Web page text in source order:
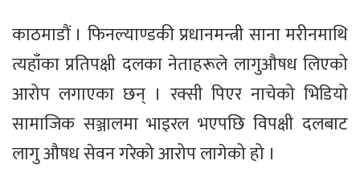
काठमाडौं । फिनल्याण्डकी प्रधानमन्त्री साना मरीनमाथि
त्यहाँका प्रतिपक्षी दलका नेताहरूले लागुऔषध लिएको
आरोप लगाएका छन् । रक्सी पिएर नाचेको भिडियो
सामाजिक सञ्जालमा भाइरल भएपछि विपक्षी दलबाट
लागु औषध सेवन गरेको आरोप लागेको हो ।